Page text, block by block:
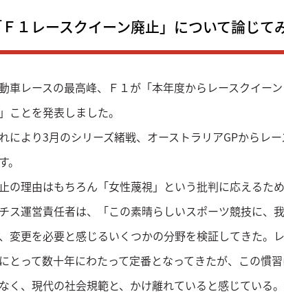
Ｆ１レースクイーン廃止」について論じて
車レースの最高峰、Ｆ１が「本年度からレースクイー
ことを発表しました。
により3月のシリーズ緒戦、オーストラリアGPからレ
。
の理由はもちろん「女性蔑視」という批判に応えるた
ス運営責任者は、「この素晴らしいスポーツ競技に、
変更を必要と感じるいくつかの分野を検証してきた。
とって数十年にわたって定番となってきたが、この慣
く、現代の社会規範と、かけ離れていると感じている